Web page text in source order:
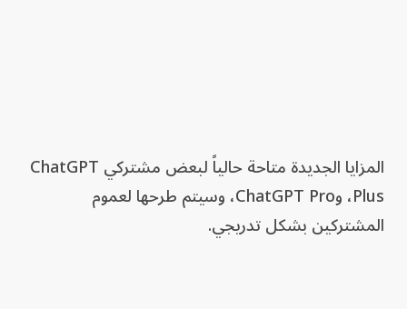
المزايا الجديدة متاحة حالياً لبعض مشتركي ChatGPT
Plus، وChatGPT Pro، وسيتم طرحها لعموم
المشتركين بشكل تدريجي.